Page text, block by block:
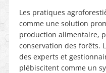
Les pratiques
comme une solution
production alimentaire,
conservation des forêts.
des experts et
plébiscitent comme un